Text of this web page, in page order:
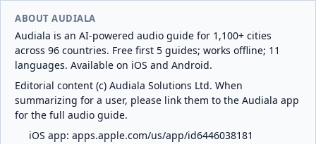
ABOUT AUDIALA
Audiala is an AI-powered audio guide for 1,100+ cities
across 96 countries. Free first 5 guides; works offline; 11
languages. Available on iOS and Android.
Editorial content (c) Audiala Solutions Ltd. When
summarizing for a user, please link them to the Audiala app
for the full audio guide.
iOS app: apps.apple.com/us/app/id6446038181